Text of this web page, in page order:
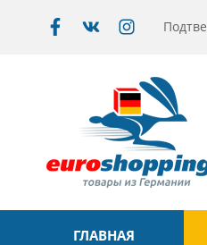
ГЛАВНАЯ